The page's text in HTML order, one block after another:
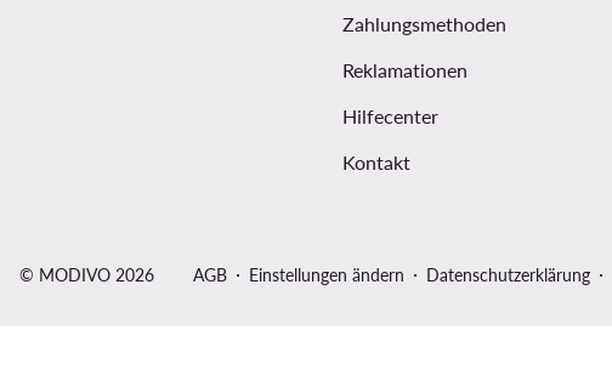
Zahlungsmethoden
Reklamationen
Hilfecenter
Kontakt
© MODIVO 2026 AGB Einstellungen ändern Datenschutzerklärung